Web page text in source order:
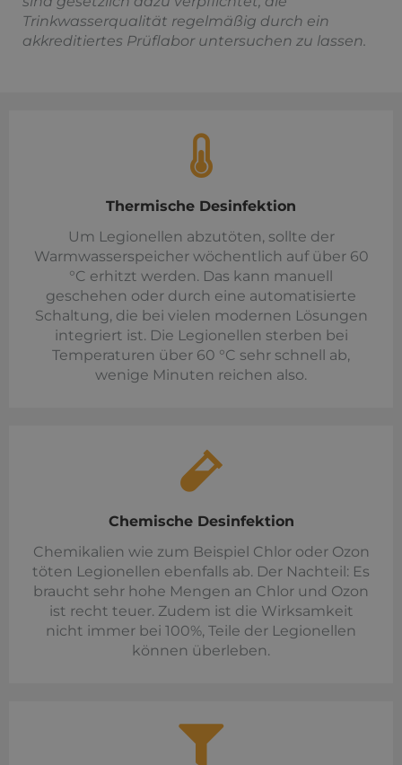
Trinkwasserqualität regelmäßig durch ein
akkreditiertes Prüflabor untersuchen zu lassen.
Thermische Desinfektion
Um Legionellen abzutöten, sollte der
Warmwasserspeicher wöchentlich auf über 60
°C erhitzt werden. Das kann manuell
geschehen oder durch eine automatisierte
Schaltung, die bei vielen modernen Lösungen
integriert ist. Die Legionellen sterben bei
Temperaturen über 60 °C sehr schnell ab,
wenige Minuten reichen also.
Chemische Desinfektion
Chemikalien wie zum Beispiel Chlor oder Ozon
töten Legionellen ebenfalls ab. Der Nachteil: Es
braucht sehr hohe Mengen an Chlor und Ozon
ist recht teuer. Zudem ist die Wirksamkeit
nicht immer bei 100%, Teile der Legionellen
können überleben.